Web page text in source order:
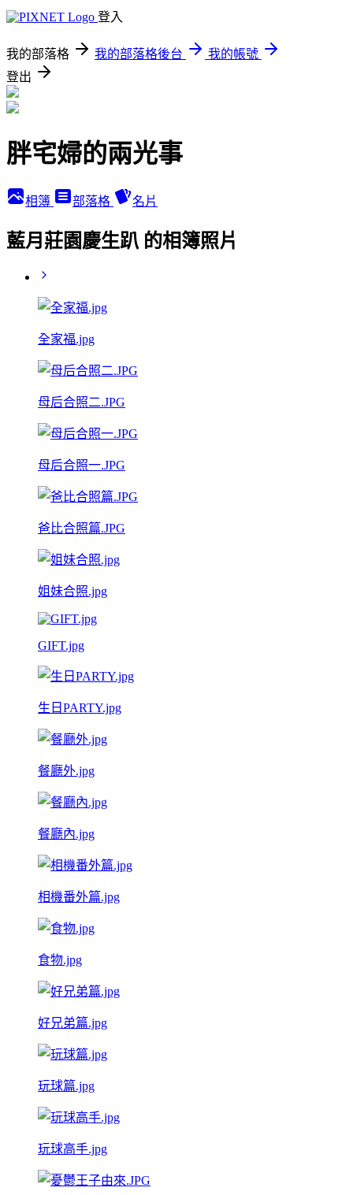
登入
我的部落格 我的部落格後台
我的帳號
登出
胖宅婦的兩光事
相簿 部落格 名片
藍月莊園慶生趴 的相簿照片
全家福.jpg
母后合照二.JPG
母后合照一.JPG
爸比合照篇.JPG
姐妹合照.jpg
GIFT.jpg
生日PARTY.jpg
餐廳外.jpg
餐廳內.jpg
相機番外篇.jpg
食物.jpg
好兄弟篇.jpg
玩球篇.jpg
玩球高手.jpg